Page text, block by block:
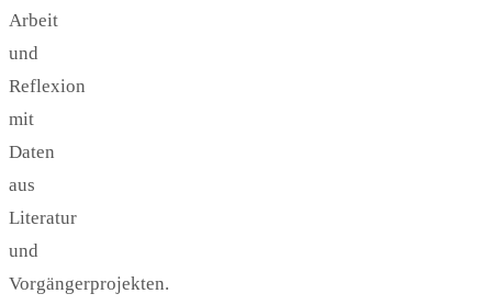
Arbeit
und
Reflexion
mit
Daten
aus
Literatur
und
Vorgängerprojekten.